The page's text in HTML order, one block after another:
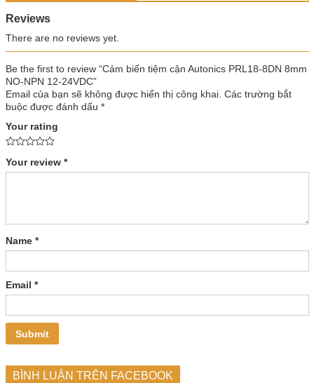
Reviews
There are no reviews yet.
Be the first to review “Cảm biến tiệm cận Autonics PRL18-8DN 8mm
NO-NPN 12-24VDC”
Email của bạn sẽ không được hiển thị công khai. Các trường bắt
buộc được đánh dấu *
Your rating
Your review *
Name *
Email *
BÌNH LUẬN TRÊN FACEBOOK